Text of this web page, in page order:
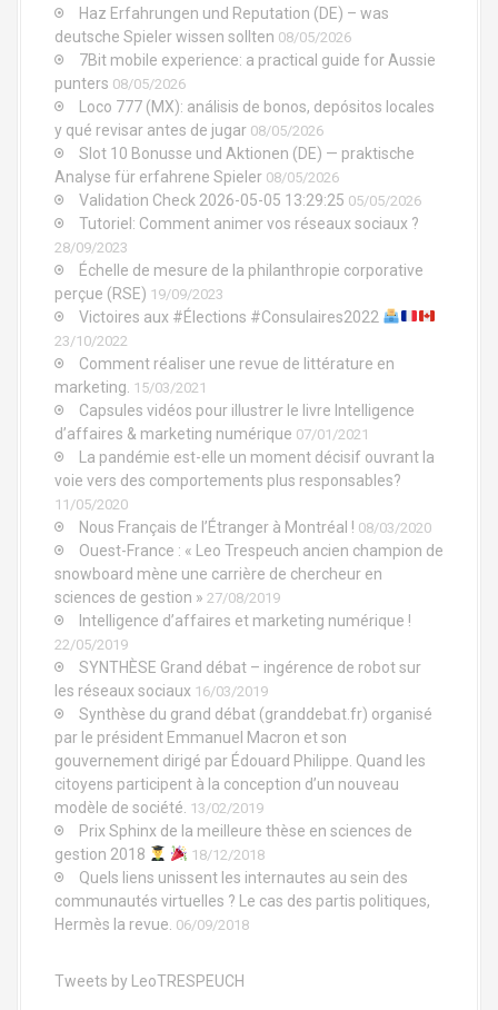
Haz Erfahrungen und Reputation (DE) – was
deutsche Spieler wissen sollten 08/05/2026
7Bit mobile experience: a practical guide for Aussie
punters 08/05/2026
Loco 777 (MX): análisis de bonos, depósitos locales
y qué revisar antes de jugar 08/05/2026
Slot 10 Bonusse und Aktionen (DE) — praktische
Analyse für erfahrene Spieler 08/05/2026
Validation Check 2026-05-05 13:29:25 05/05/2026
Tutoriel: Comment animer vos réseaux sociaux ?
28/09/2023
Échelle de mesure de la philanthropie corporative
perçue (RSE) 19/09/2023
Victoires aux #Élections #Consulaires2022
23/10/2022
Comment réaliser une revue de littérature en
marketing. 15/03/2021
Capsules vidéos pour illustrer le livre Intelligence
d’affaires & marketing numérique 07/01/2021
La pandémie est-elle un moment décisif ouvrant la
voie vers des comportements plus responsables?
11/05/2020
Nous Français de l’Étranger à Montréal ! 08/03/2020
Ouest-France : « Leo Trespeuch ancien champion de
snowboard mène une carrière de chercheur en
sciences de gestion » 27/08/2019
Intelligence d’affaires et marketing numérique !
22/05/2019
SYNTHÈSE Grand débat – ingérence de robot sur
les réseaux sociaux 16/03/2019
Synthèse du grand débat (granddebat.fr) organisé
par le président Emmanuel Macron et son
gouvernement dirigé par Édouard Philippe. Quand les
citoyens participent à la conception d’un nouveau
modèle de société. 13/02/2019
Prix Sphinx de la meilleure thèse en sciences de
gestion 2018
18/12/2018
Quels liens unissent les internautes au sein des
communautés virtuelles ? Le cas des partis politiques,
Hermès la revue. 06/09/2018
Tweets by LeoTRESPEUCH